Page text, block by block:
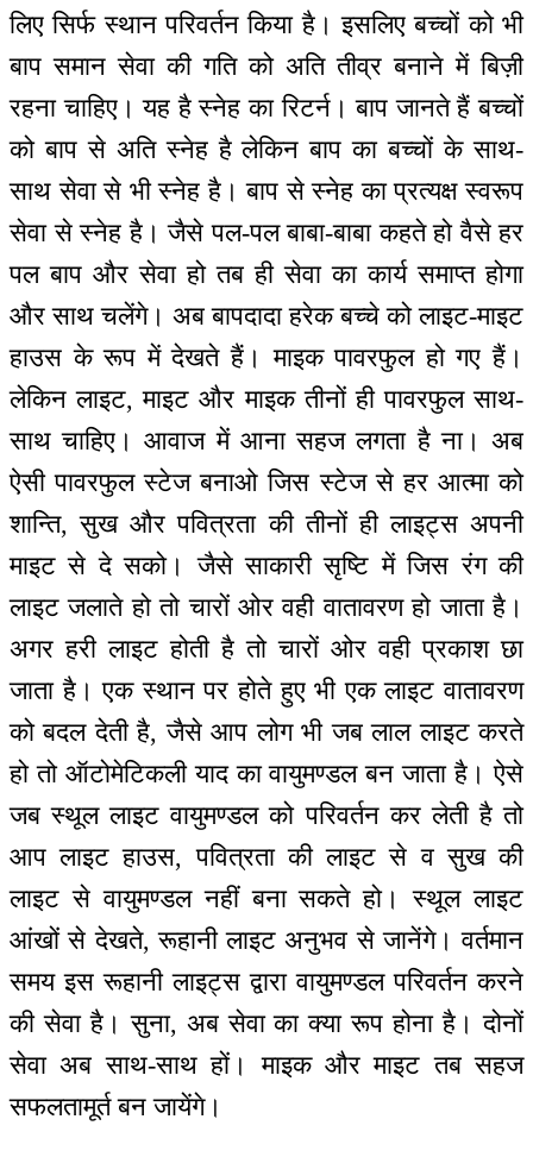
लिए सिर्फ स्थान परिवर्तन किया है। इसलिए बच्चों को भी
बाप समान सेवा की गति को अति तीव्र बनाने में बिज़ी
रहना चाहिए। यह है स्नेह का रिटर्न। बाप जानते हैं बच्चों
को बाप से अति स्नेह है लेकिन बाप का बच्चों के साथ-
साथ सेवा से भी स्नेह है। बाप से स्नेह का प्रत्यक्ष स्वरूप
सेवा से स्नेह है। जैसे पल-पल बाबा-बाबा कहते हो वैसे हर
पल बाप और सेवा हो तब ही सेवा का कार्य समाप्त होगा
और साथ चलेंगे। अब बापदादा हरेक बच्चे को लाइट-माइट
हाउस के रूप में देखते हैं। माइक पावरफुल हो गए हैं।
लेकिन लाइट, माइट और माइक तीनों ही पावरफुल साथ-
साथ चाहिए। आवाज में आना सहज लगता है ना। अब
ऐसी पावरफुल स्टेज बनाओ जिस स्टेज से हर आत्मा को
शान्ति, सुख और पवित्रता की तीनों ही लाइट्स अपनी
माइट से दे सको। जैसे साकारी सृष्टि में जिस रंग की
लाइट जलाते हो तो चारों ओर वही वातावरण हो जाता है।
अगर हरी लाइट होती है तो चारों ओर वही प्रकाश छा
जाता है। एक स्थान पर होते हुए भी एक लाइट वातावरण
को बदल देती है, जैसे आप लोग भी जब लाल लाइट करते
हो तो ऑटोमेटिकली याद का वायुमण्डल बन जाता है। ऐसे
जब स्थूल लाइट वायुमण्डल को परिवर्तन कर लेती है तो
आप लाइट हाउस, पवित्रता की लाइट से व सुख की
लाइट से वायुमण्डल नहीं बना सकते हो। स्थूल लाइट
आंखों से देखते, रूहानी लाइट अनुभव से जानेंगे। वर्तमान
समय इस रूहानी लाइट्स द्वारा वायुमण्डल परिवर्तन करने
की सेवा है। सुना, अब सेवा का क्या रूप होना है। दोनों
सेवा अब साथ-साथ हों। माइक और माइट तब सहज
सफलतामूर्त बन जायेंगे।